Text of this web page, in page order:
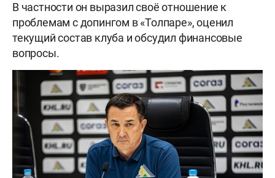
В частности он выразил своё отношение к
проблемам с допингом в «Толпаре», оценил
текущий состав клуба и обсудил финансовые
вопросы.